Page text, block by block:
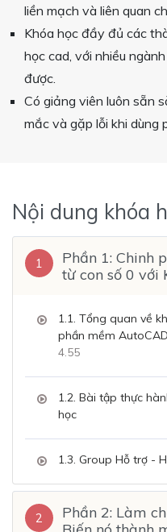
liền mạch và liên quan
Khóa học đầy đủ các
học cad, với nhiều
được.
Có giảng viên luôn sẵn
mắc và gặp lỗi khi dùng
Nội dung khóa
1
Phần 1: Chinh
từ con số 0 với
1.1. Tổng quan về
phần mềm
4.55
1.2. Bài tập thực
học
1.3. Group Hỗ trợ -
2
Phần 2: Làm